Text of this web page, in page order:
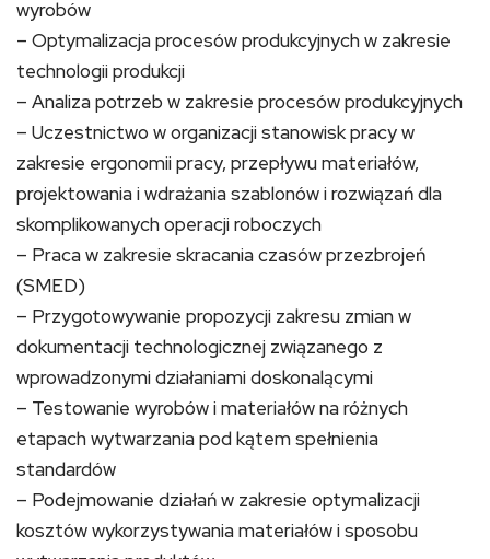
wyrobów
– Optymalizacja procesów produkcyjnych w zakresie
technologii produkcji
– Analiza potrzeb w zakresie procesów produkcyjnych
– Uczestnictwo w organizacji stanowisk pracy w
zakresie ergonomii pracy, przepływu materiałów,
projektowania i wdrażania szablonów i rozwiązań dla
skomplikowanych operacji roboczych
– Praca w zakresie skracania czasów przezbrojeń
(SMED)
– Przygotowywanie propozycji zakresu zmian w
dokumentacji technologicznej związanego z
wprowadzonymi działaniami doskonalącymi
– Testowanie wyrobów i materiałów na różnych
etapach wytwarzania pod kątem spełnienia
standardów
– Podejmowanie działań w zakresie optymalizacji
kosztów wykorzystywania materiałów i sposobu